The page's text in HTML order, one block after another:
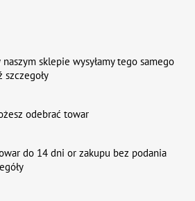
sklepie wysyłamy tego samego
szczegoły
odebrać towar
do 14 dni or zakupu bez podania